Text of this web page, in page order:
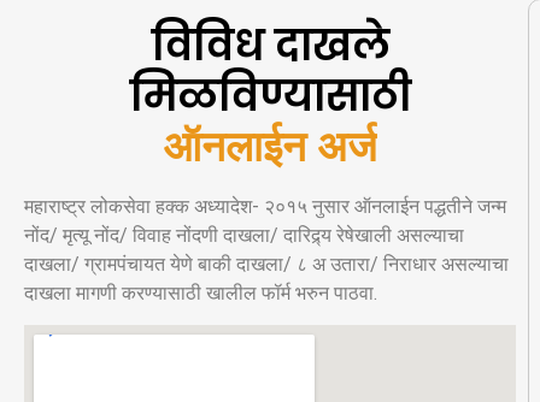
विविध दाखले
मिळविण्यासाठी
ऑनलईन अर
महाराष्ट्र लोकसेवा हक्क अध्यादेश- २०१५ नुसार ऑनलाईन पद्धतीने जन्म
नोंद/ मृत्यू नोंद/ विवाह नोंदणी दाखला/ दारिद्र्य रेषेखाली असल्याचा
दाखला/ ग्रामपंचायत येणे बाकी दाखला/ ८ अ उतारा/ निराधार असल्याचा
दाखला मागणी करण्यासाठी खालील फॉर्म भरुन पाठवा.